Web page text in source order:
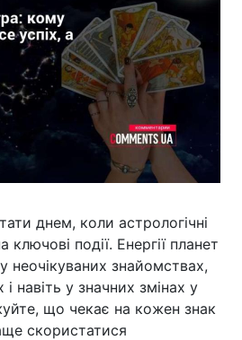
днем, коли астрологічні
події. Енергії планет
неочікуваних знайомствах,
навіть у значних змінах у
що чекає на кожен знак
скористатися